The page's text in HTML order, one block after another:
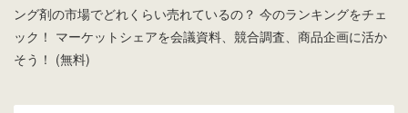
ング剤の市場でどれくらい売れているの？ 今のランキングをチェ
ック！ マーケットシェアを会議資料、競合調査、商品企画に活か
そう！ (無料)